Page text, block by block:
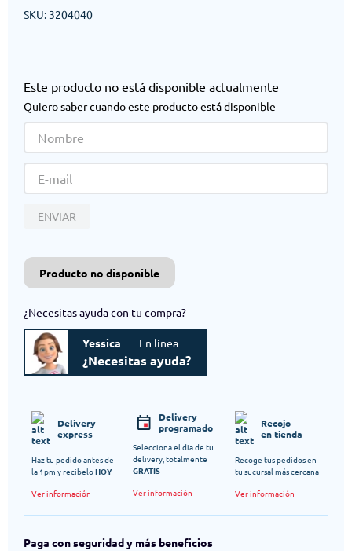
SKU: 3204040
Este producto no está disponible actualmente
Quiero saber cuando este producto está disponible
ENVIAR
Producto no disponible
¿Necesitas ayuda con tu compra?
Yessica En linea
¿Necesitas ayuda?
Delivery
express
Haz tu pedido antes de
la 1pm y recibeloHOY
Ver información
Delivery
programado
Selecciona el dia de tu
delivery, totalmente
GRATIS
Ver información
Recojo
en tienda
Recoge tus pedidos en
tu sucursal más cercana
Ver información
Paga con seguridad y más beneficios